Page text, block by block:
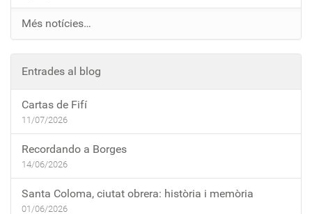
Més notícies…
Entrades al blog
Cartas de Fifí
11/07/2026
Recordando a Borges
14/06/2026
Santa Coloma, ciutat obrera: història i memòria
01/06/2026